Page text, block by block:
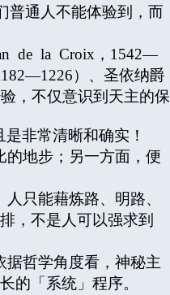
普通人不能体验到，而
de la Croix，1542—
）、圣依纳爵
，不仅意识到天主的保
非常清晰和确实！
地步；另一方面，便
只能藉炼路、明路、
，不是人可以强求到
哲学角度看，神秘主
的「系统」程序。